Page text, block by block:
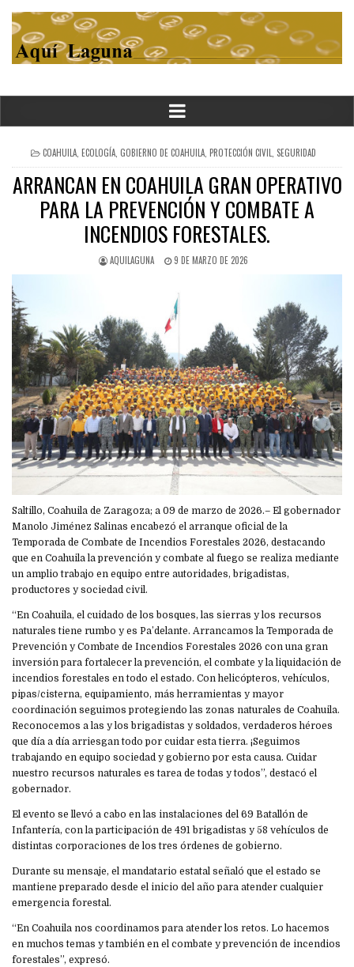
POSTED
IN
COAHUILA, ECOLOGÍA, GOBIERNO DE COAHUILA, PROTECCIÓN CIVIL SEGURIDAD
ARRANCAN EN COAHUILA GRAN OPERATIVO
PARA LA PREVENCIÓN Y COMBATE A
INCENDIOS FORESTALES.
AQUILAGUNA 9 DE MARZO DE 2026
Saltillo, Coahuila de Zaragoza; a 09 de marzo de 2026.– El gobernador
Manolo Jiménez Salinas encabezó el arranque oficial de la
Temporada de Combate de Incendios Forestales 2026, destacando
que en Coahuila la prevención y combate al fuego se realiza mediante
un amplio trabajo en equipo entre autoridades, brigadistas,
productores y sociedad civil.
“En Coahuila, el cuidado de los bosques, las sierras y los recursos
naturales tiene rumbo y es Pa’delante. Arrancamos la Temporada de
Prevención y Combate de Incendios Forestales 2026 con una gran
inversión para fortalecer la prevención, el combate y la liquidación de
incendios forestales en todo el estado. Con helicópteros, vehículos,
pipas/cisterna, equipamiento, más herramientas y mayor
coordinación seguimos protegiendo las zonas naturales de Coahuila.
Reconocemos a las y los brigadistas y soldados, verdaderos héroes
que día a día arriesgan todo por cuidar esta tierra. ¡Seguimos
trabajando en equipo sociedad y gobierno por esta causa. Cuidar
nuestro recursos naturales es tarea de todas y todos”, destacó el
gobernador.
El evento se llevó a cabo en las instalaciones del 69 Batallón de
Infantería, con la participación de 491 brigadistas y 58 vehículos de
distintas corporaciones de los tres órdenes de gobierno.
Durante su mensaje, el mandatario estatal señaló que el estado se
mantiene preparado desde el inicio del año para atender cualquier
emergencia forestal.
“En Coahuila nos coordinamos para atender los retos. Lo hacemos
en muchos temas y también en el combate y prevención de incendios
forestales”, expresó.